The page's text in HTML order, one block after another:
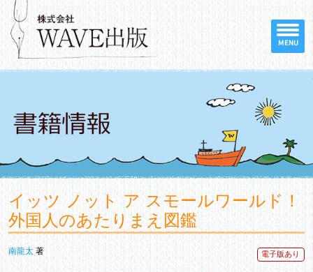
MENU
イッツ ノット ア スモールワールド！
外国人のあたりまえ図鑑
南龍太 著 電子版あり